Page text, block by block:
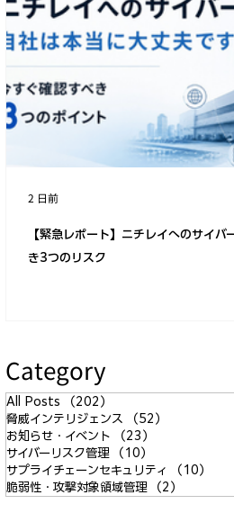
【緊急レポート】ニチレイへのサイバ
き3つのリスク
2 日前
Category
All Posts （202）
脅威インテリジェンス
（52）
お知らせ・イベント
（23）
サイバーリスク管理
（10）
サプライチェーンセキュリティ
（10）
脆弱性・攻撃対象領域管理
（2）